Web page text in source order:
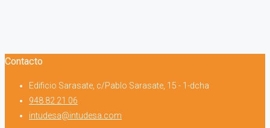
Contacto
Edificio Sarasate, c/Pablo Sarasate, 15 - 1-dcha
948 82 21 06
intudesa@intudesa.com